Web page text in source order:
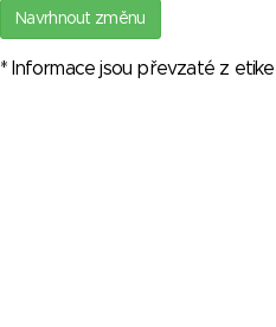
Navrhnout změnu
* Informace jsou převzaté z